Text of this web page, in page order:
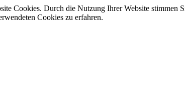
Cookies. Durch die Nutzung Ihrer Website
Cookies zu erfahren.